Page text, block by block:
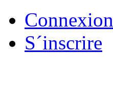
Connexion
S´inscrire